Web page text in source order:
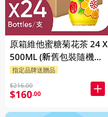
原箱維他蜜糖菊花茶 24 X
500ML (新舊包裝隨機發
貨)
指定品牌送贈品
$216.00
$160.00